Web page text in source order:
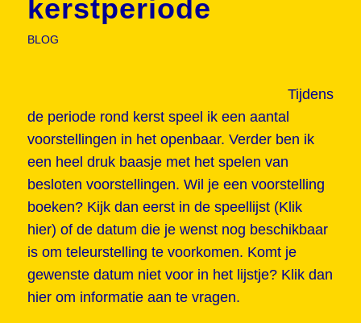
kerstperiode
BLOG
Tijdens
de periode rond kerst speel ik een aantal
voorstellingen in het openbaar. Verder ben ik
een heel druk baasje met het spelen van
besloten voorstellingen. Wil je een voorstelling
boeken? Kijk dan eerst in de speellijst (Klik
hier) of de datum die je wenst nog beschikbaar
is om teleurstelling te voorkomen. Komt je
gewenste datum niet voor in het lijstje? Klik dan
hier om informatie aan te vragen.